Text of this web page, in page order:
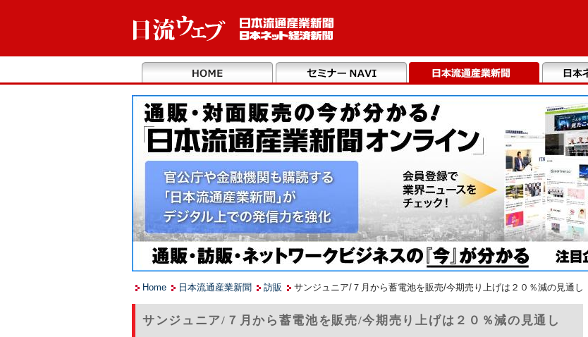
Home 日本流通産業新聞 訪販 サンジュニア/７月から蓄電池を販売/今期売り上げは２０％減の見通し
サンジュニア/７月から蓄電池を販売/今期売り上げは２０％減の見通し